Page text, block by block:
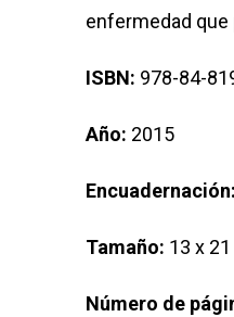
enfermedad que
ISBN: 978-84-
Año: 2015
Encuadernación:
Tamaño: 13 x
Número de